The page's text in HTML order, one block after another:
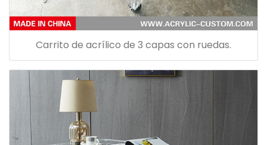
Carrito de acrílico de 3 capas con ruedas.